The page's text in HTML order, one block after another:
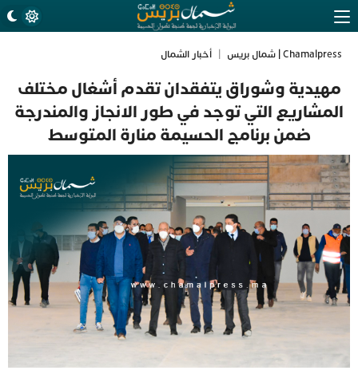
Chamalpress | شمال بريس أخبار الشمال
مهيدية وشوراق يتفقدان تقدم أشغال مختلف
المشاريع التي توجد في طور الانجاز والمندرجة
ضمن برنامج الحسيمة منارة المتوسط